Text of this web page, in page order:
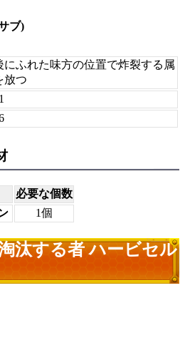
ブ)
にふれた味方の位置で炸裂する属
放つ
必要な個数
1個
汰する者 ハービセル